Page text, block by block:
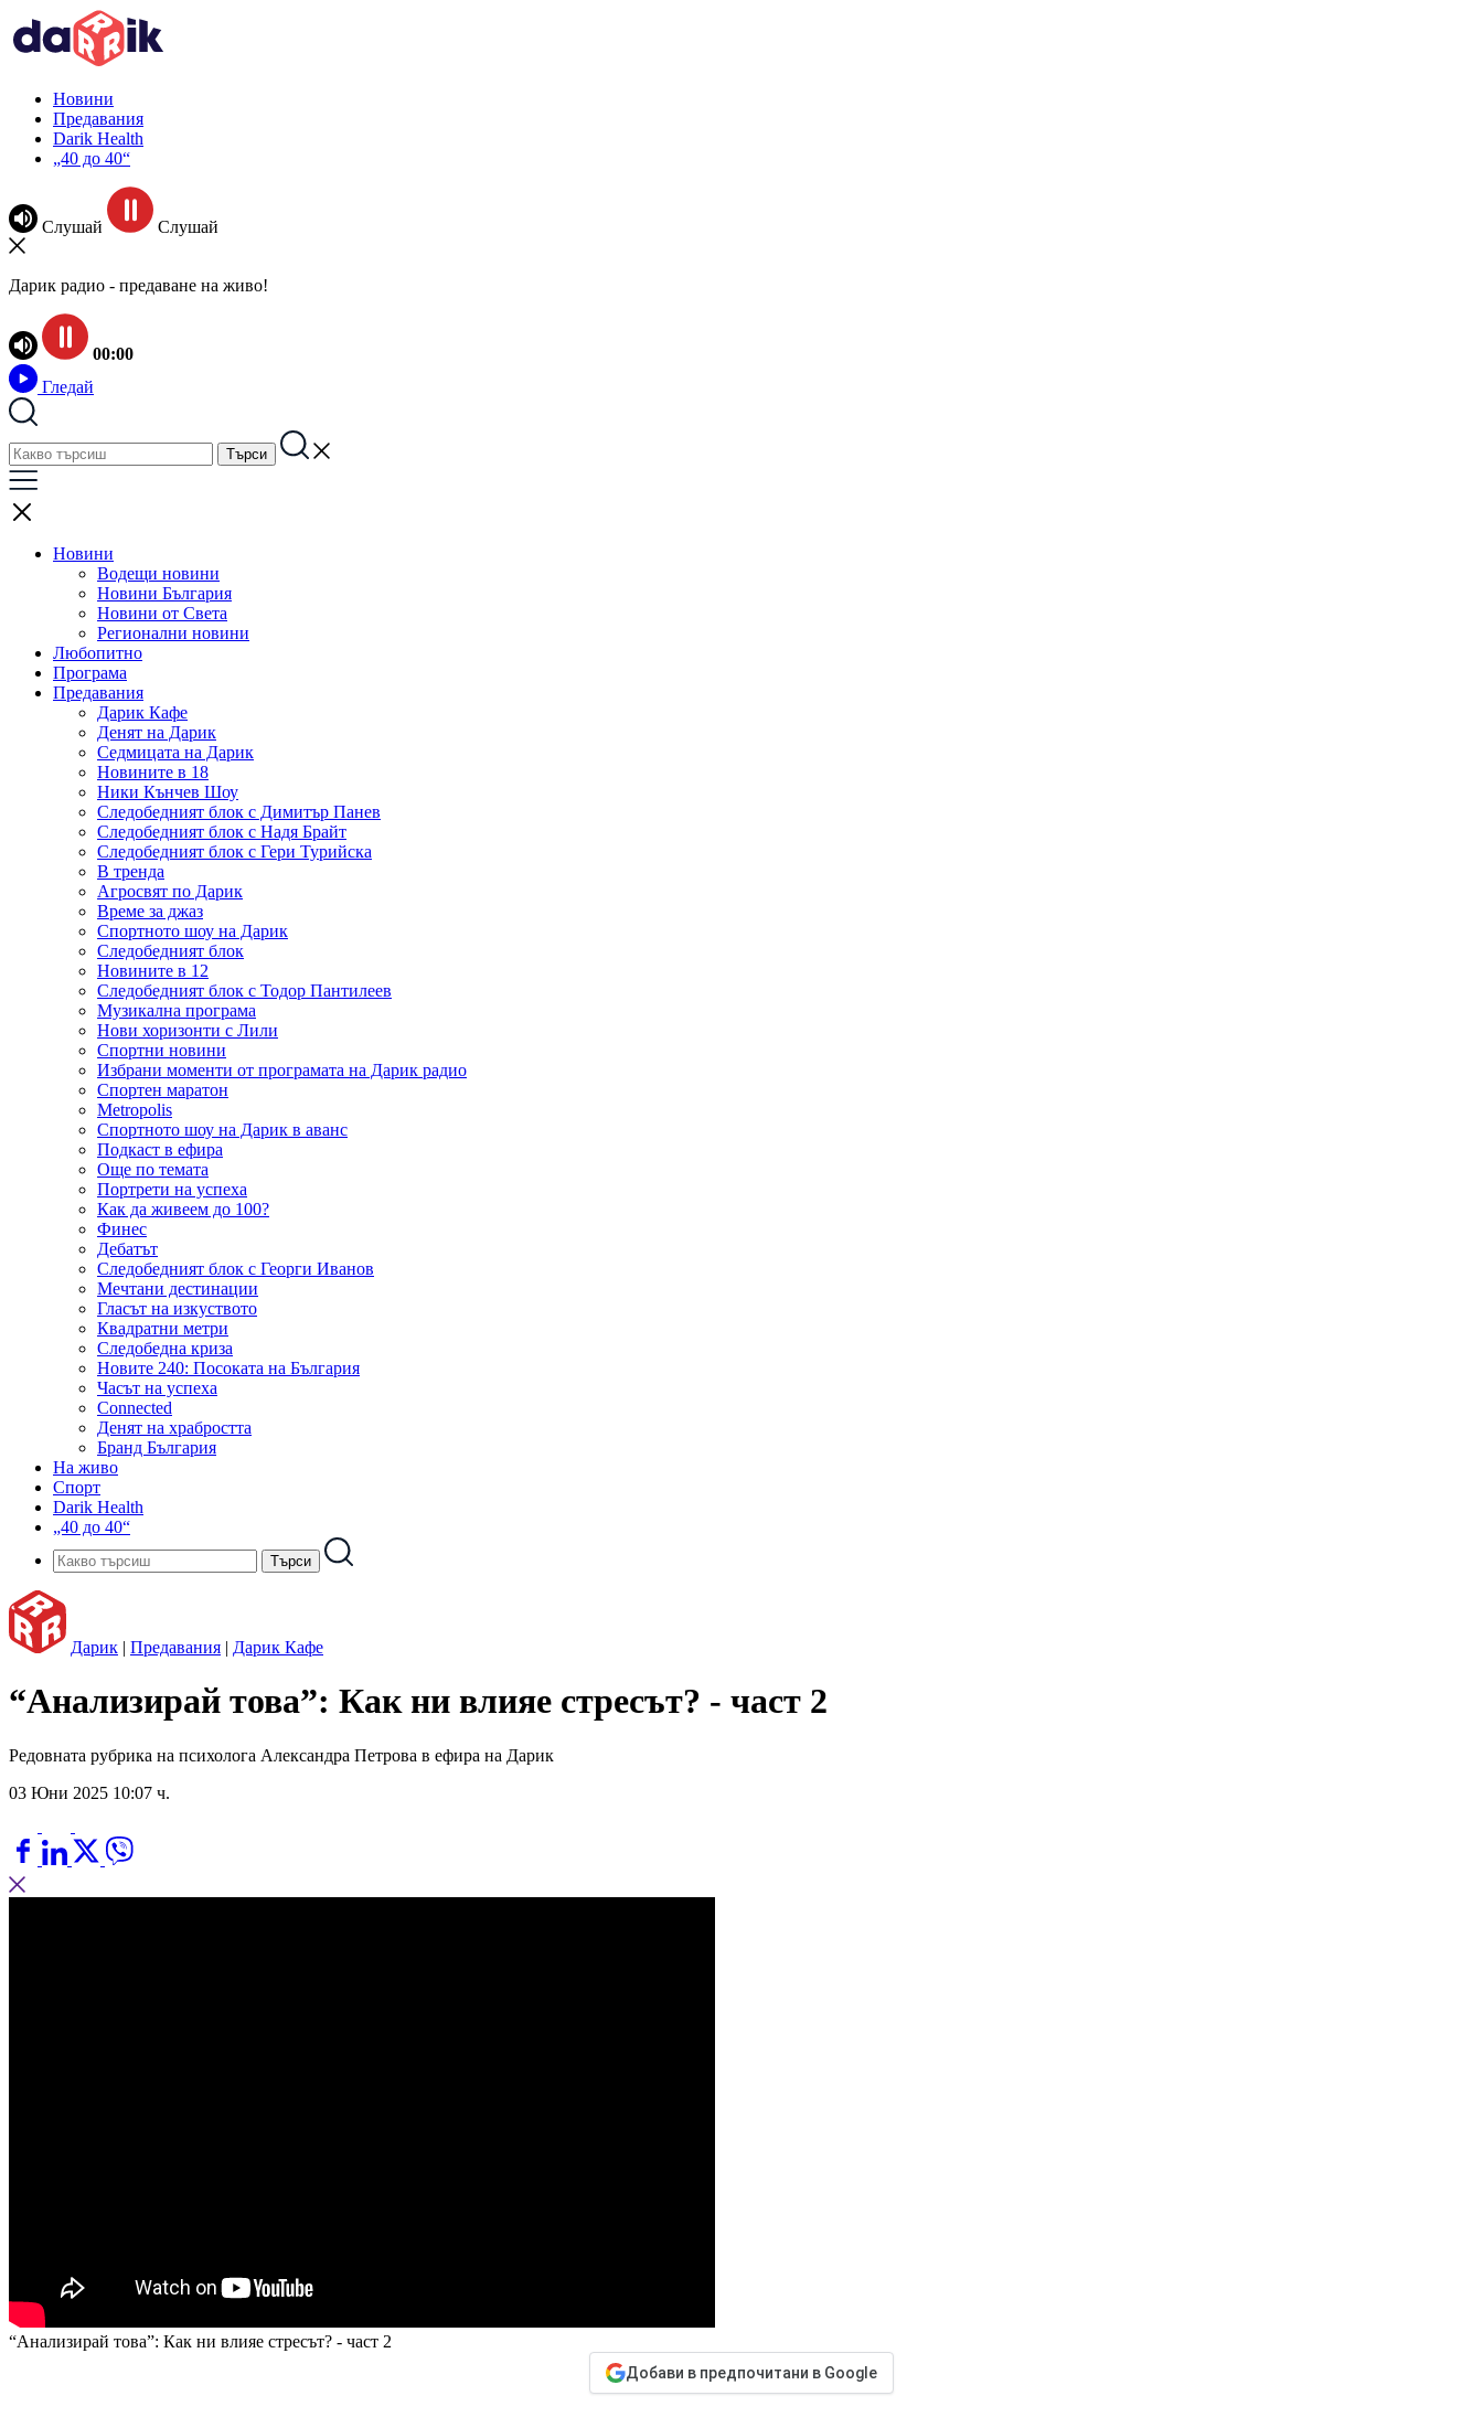
Новини
Предавания
Darik Health
„40 до 40“
Слушай Слушай
Дарик радио - предаване на живо!
00:00
Гледай
Новини
Водещи новини
Новини България
Новини от Света
Регионални новини
Любопитно
Програма
Предавания
Дарик Кафе
Денят на Дарик
Седмицата на Дарик
Новините в 18
Ники Кънчев Шоу
Следобедният блок с Димитър Панев
Следобедният блок с Надя Брайт
Следобедният блок с Гери Турийска
В тренда
Агросвят по Дарик
Време за джаз
Спортното шоу на Дарик
Следобедният блок
Новините в 12
Следобедният блок с Тодор Пантилеев
Музикална програма
Нови хоризонти с Лили
Спортни новини
Избрани моменти от програмата на Дарик радио
Спортен маратон
Metropolis
Спортното шоу на Дарик в аванс
Подкаст в ефира
Още по темата
Портрети на успеха
Как да живеем до 100?
Финес
Дебатът
Следобедният блок с Георги Иванов
Мечтани дестинации
Гласът на изкуството
Квадратни метри
Следобедна криза
Новите 240: Посоката на България
Часът на успеха
Connected
Денят на храбростта
Бранд България
На живо
Спорт
Darik Health
„40 до 40“
Дарик | Предавания | Дарик Кафе
“Анализирай това”: Как ни влияе стресът? - част 2
Редовната рубрика на психолога Александра Петрова в ефира на Дарик
03 Юни 2025 10:07 ч.
“Анализирай това”: Как ни влияе стресът? - част 2
Добави в предпочитани в Google